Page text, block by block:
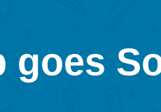
goes